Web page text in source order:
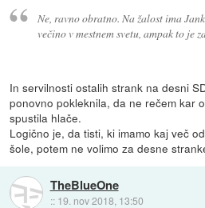
Ne, ravno obratno. Na žalost ima
večino v mestnem svetu, ampak to je
In servilnosti ostalih strank na desni
ponovno pokleknila, da ne rečem kar
spustila hlače.
Logično je, da tisti, ki imamo kaj več
šole, potem ne volimo za desne
TheBlueOne
:: 19. nov 2018, 13:50